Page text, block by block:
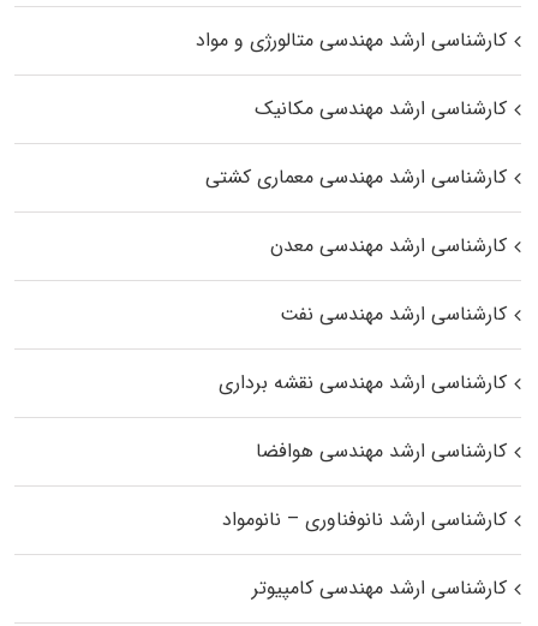
کارشناسی ارشد مهندسی متالورژی و مواد
کارشناسی ارشد مهندسی مکانیک
کارشناسی ارشد مهندسی معماری کشتی
کارشناسی ارشد مهندسی معدن
کارشناسی ارشد مهندسی نفت
کارشناسی ارشد مهندسی نقشه برداری
کارشناسی ارشد مهندسی هوافضا
کارشناسی ارشد نانوفناوری – نانومواد
کارشناسی ارشد مهندسی کامپیوتر